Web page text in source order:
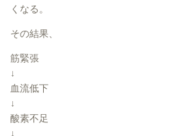
くなる。
その結果、
筋緊張
↓
血流低下
↓
酸素不足
↓